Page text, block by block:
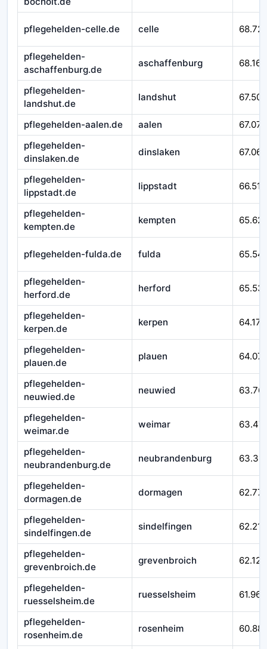
pflegehelden-celle.de celle 68.721
pflegehelden-
aschaffenburg.de
aschaffenburg 68.167
pflegehelden-
landshut.de
landshut 67.509
pflegehelden-aalen.de aalen
67.079
pflegehelden-
dinslaken.de
dinslaken 67.065
pflegehelden-
lippstadt.de
lippstadt 66.518
pflegehelden-
kempten.de
kempten
pflegehelden-fulda.de fulda
pflegehelden-
herford.de
herford
pflegehelden-
kerpen.de
kerpen 64.171
pflegehelden-
plauen.de
plauen
pflegehelden-
neuwied.de
neuwied
pflegehelden-
weimar.de
weimar
pflegehelden-
neubrandenburg.de
neubrandenburg 63.311
pflegehelden-
dormagen.de
dormagen
pflegehelden-
sindelfingen.de
sindelfingen 62.215
pflegehelden-
grevenbroich.de
grevenbroich 62.124
pflegehelden-
ruesselsheim.de
ruesselsheim 61.967
pflegehelden-
rosenheim.de
rosenheim